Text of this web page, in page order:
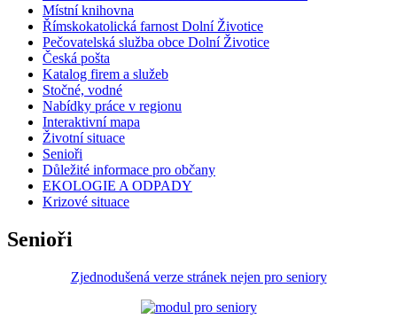
Místní knihovna
Římskokatolická farnost Dolní Životice
Pečovatelská služba obce Dolní Životice
Česká pošta
Katalog firem a služeb
Stočné, vodné
Nabídky práce v regionu
Interaktivní mapa
Životní situace
Senioři
Důležité informace pro občany
EKOLOGIE A ODPADY
Krizové situace
Senioři
Zjednodušená verze stránek nejen pro seniory